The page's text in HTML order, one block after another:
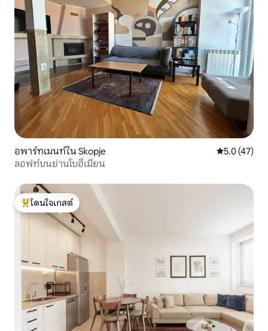
อพาร์ทเมนท์ใน Skopje คะแนนเฉลี่ย
5.0 (47)
ลอฟท์บนย่านโบฮีเมียน
โดนใจเกสต์ที่สุด
โดนใจเกสต์